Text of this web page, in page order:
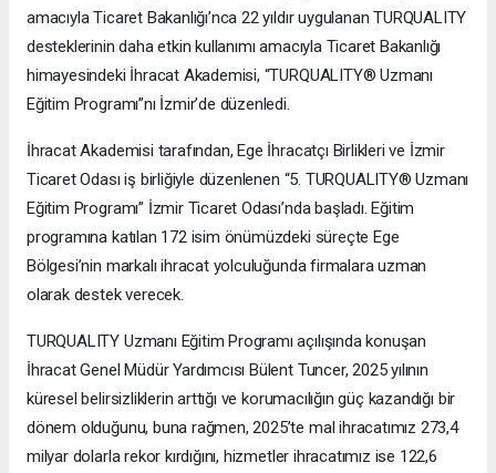
amacıyla Ticaret Bakanlığı’nca 22 yıldır uygulanan TURQUALITY
desteklerinin daha etkin kullanımı amacıyla Ticaret Bakanlığı
himayesindeki İhracat Akademisi, “TURQUALITY® Uzmanı
Eğitim Programı”nı İzmir’de düzenledi.
İhracat Akademisi tarafından, Ege İhracatçı Birlikleri ve İzmir
Ticaret Odası iş birliğiyle düzenlenen “5. TURQUALITY® Uzmanı
Eğitim Programı” İzmir Ticaret Odası’nda başladı. Eğitim
programına katılan 172 isim önümüzdeki süreçte Ege
Bölgesi’nin markalı ihracat yolculuğunda firmalara uzman
olarak destek verecek.
TURQUALITY Uzmanı Eğitim Programı açılışında konuşan
İhracat Genel Müdür Yardımcısı Bülent Tuncer, 2025 yılının
küresel belirsizliklerin arttığı ve korumacılığın güç kazandığı bir
dönem olduğunu, buna rağmen, 2025’te mal ihracatımız 273,4
milyar dolarla rekor kırdığını, hizmetler ihracatımız ise 122,6